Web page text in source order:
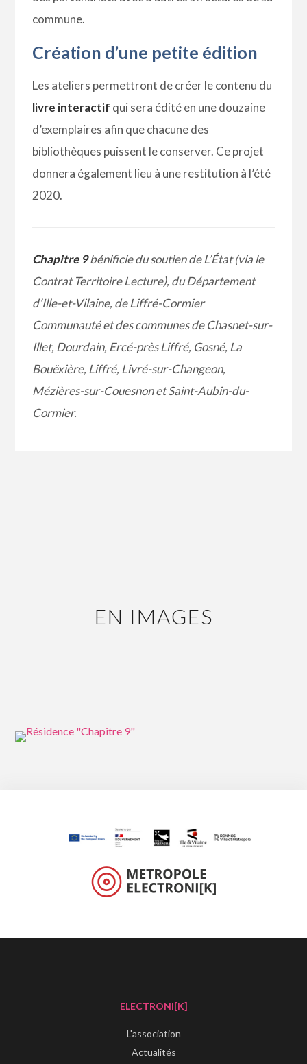
commune.
Création d’une petite édition
Les ateliers permettront de créer le contenu du
livre interactif qui sera édité en une douzaine
d’exemplaires afin que chacune des
bibliothèques puissent le conserver. Ce projet
donnera également lieu à une restitution à l’été
2020.
Chapitre 9bénificie du soutien de L’État (via le
Contrat Territoire Lecture), duDépartement
d’Ille-et-Vilaine, de Liffré-Cormier
Communauté et des communes deChasnet-sur-
Illet, Dourdain, Ercé-près Liffré, Gosné, La
Bouëxière, Liffré, Livré-sur-Changeon,
Mézières-sur-Couesnon et Saint-Aubin-du-
Cormier.
EN IMAGES
ELECTRONI[K]
L'association
Actualités